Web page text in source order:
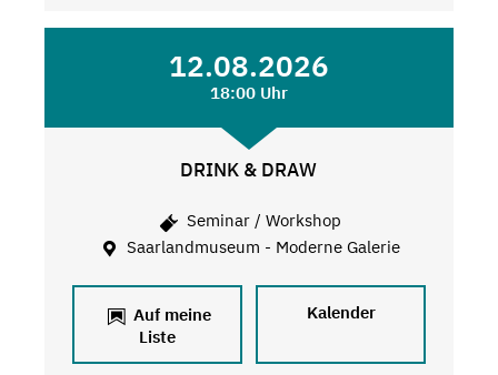
12.08.2026
18:00 Uhr
DRINK & DRAW
Seminar / Workshop
Saarlandmuseum - Moderne Galerie
Auf meine
Liste
Kalender